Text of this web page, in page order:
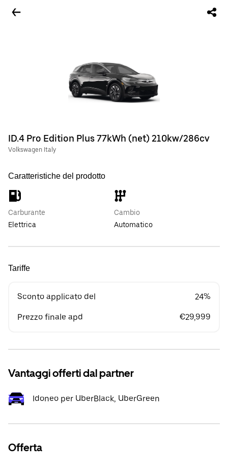
ID.4 Pro Edition Plus 77kWh (net) 210kw/286cv
Volkswagen Italy
Caratteristiche del prodotto
Carburante
Elettrica
Cambio
Automatico
Tariffe
Sconto applicato del 24%
Prezzo finale apd €29,999
Vantaggi offerti dal partner
Idoneo per UberBlack, UberGreen
Offerta